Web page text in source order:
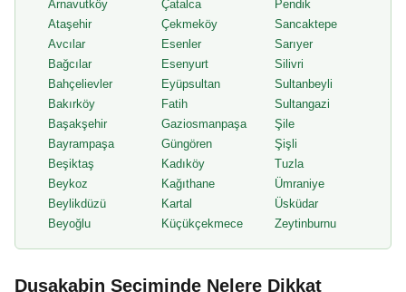
Arnavutköy
Ataşehir
Avcılar
Bağcılar
Bahçelievler
Bakırköy
Başakşehir
Bayrampaşa
Beşiktaş
Beykoz
Beylikdüzü
Beyoğlu
Çatalca
Çekmeköy
Esenler
Esenyurt
Eyüpsultan
Fatih
Gaziosmanpaşa
Güngören
Kadıköy
Kağıthane
Kartal
Küçükçekmece
Pendik
Sancaktepe
Sarıyer
Silivri
Sultanbeyli
Sultangazi
Şile
Şişli
Tuzla
Ümraniye
Üsküdar
Zeytinburnu
Duşakabin Seçiminde Nelere Dikkat